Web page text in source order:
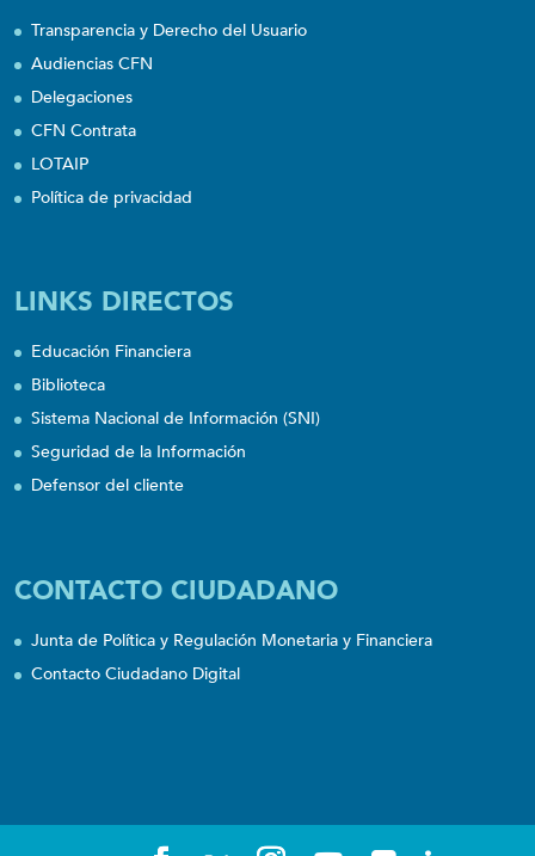
Transparencia y Derecho del Usuario
Audiencias CFN
Delegaciones
CFN Contrata
LOTAIP
Política de privacidad
LINKS DIRECTOS
Educación Financiera
Biblioteca
Sistema Nacional de Información (SNI)
Seguridad de la Información
Defensor del cliente
CONTACTO CIUDADANO
Junta de Política y Regulación Monetaria y Financiera
Contacto Ciudadano Digital